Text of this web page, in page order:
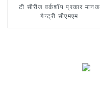
टी सीरीज वर्कशॉप प्रकार मानक
गैन्ट्री सीएमएम